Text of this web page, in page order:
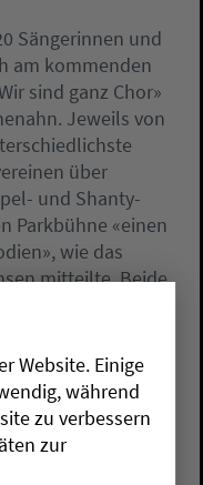
Sängerinnen und
am kommenden
sind ganz Chor»
Jeweils von
über
und Shanty-
Parkbühne «einen
wie das
mitteilte. Beide
und
in den Park
Website. Einige
während
zu verbessern
zur